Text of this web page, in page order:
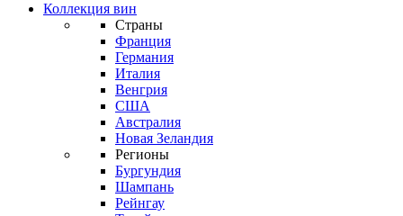
Коллекция вин
Страны
Франция
Германия
Италия
Венгрия
США
Австралия
Новая Зеландия
Регионы
Бургундия
Шампань
Рейнгау